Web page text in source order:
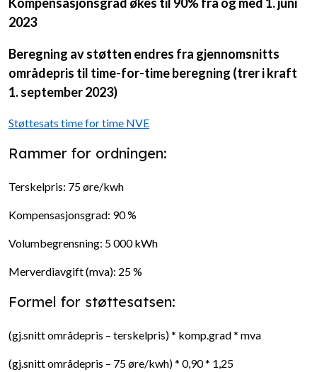
2023
Beregning av støtten endres fra gjennomsnitts
områdepris til time-for-time beregning (trer i kraft
1. september 2023)
Støttesats time for time NVE
Rammer for ordningen:
Terskelpris: 75 øre/kwh
Kompensasjonsgrad: 90 %
Volumbegrensning: 5 000 kWh
Merverdiavgift (mva): 25 %
Formel for støttesatsen:
(gj.snitt områdepris – terskelpris) * komp.grad * mva
(gj.snitt områdepris – 75 øre/kwh) * 0,90 * 1,25